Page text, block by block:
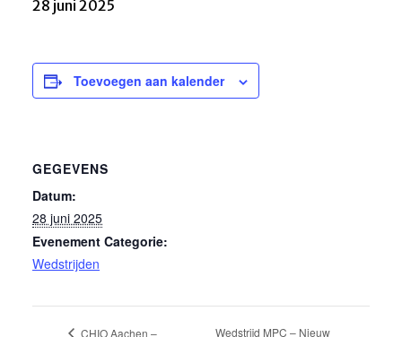
28 juni 2025
Toevoegen aan kalender
GEGEVENS
Datum:
28 juni 2025
Evenement Categorie:
Wedstrijden
CHIO Aachen – Wedstrijd MPC – Nieuw